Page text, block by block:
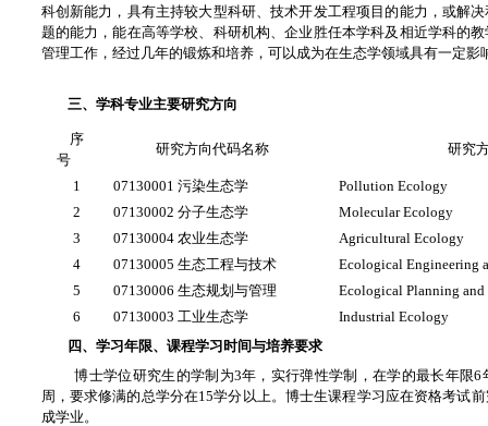
科创新能力，具有主持较大型科研、技术开发工程项目的能力，或解
题的能力，能在高等学校、科研机构、企业胜任本学科及相近学科的
管理工作，经过几年的锻炼和培养，可以成为在生态学领域具有一定影
三、学科专业主要研究方向
序
号
研究方向代码名称 研究
1 07130001 污染生态学
Pollution Ecology
2
07130002 分子生态学
Molecular Ecology
3
07130004 农业生态学
Agricultural Ecology
4
07130005 生态工程与技术
Ecological Engineering
5
07130006 生态规划与管理
Ecological Planning and
6
07130003 工业生态学
Industrial Ecology
四、学习年限、课程学习时间与培养要求
博士学位研究生的学制为3年，实行弹性学制，在学的最长年限
周，要求修满的总学分在15学分以上。博士生课程学习应在资格考试
成学业。